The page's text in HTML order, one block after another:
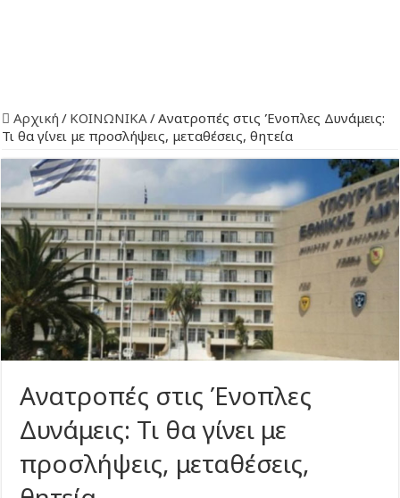
Αρχική / ΚΟΙΝΩΝΙΚΑ/Ανατροπές στις Ένοπλες Δυνάμεις:
Τι θα γίνει με προσλήψεις, μεταθέσεις, θητεία
Ανατροπές στις Ένοπλες
Δυνάμεις: Τι θα γίνει με
προσλήψεις, μεταθέσεις,